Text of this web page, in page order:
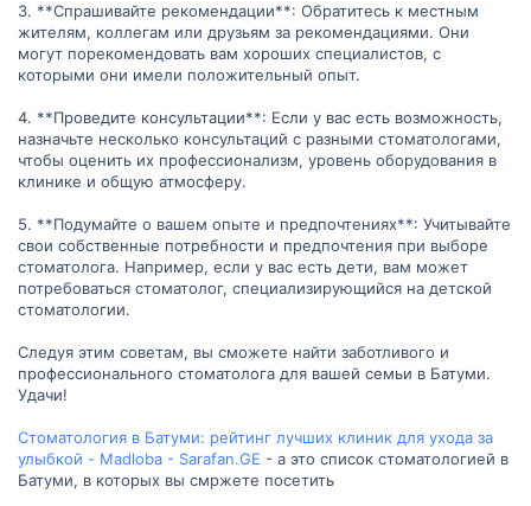
3. **Спрашивайте рекомендации**: Обратитесь к местным
жителям, коллегам или друзьям за рекомендациями. Они
могут порекомендовать вам хороших специалистов, с
которыми они имели положительный опыт.
4. **Проведите консультации**: Если у вас есть возможность,
назначьте несколько консультаций с разными стоматологами,
чтобы оценить их профессионализм, уровень оборудования в
клинике и общую атмосферу.
5. **Подумайте о вашем опыте и предпочтениях**: Учитывайте
свои собственные потребности и предпочтения при выборе
стоматолога. Например, если у вас есть дети, вам может
потребоваться стоматолог, специализирующийся на детской
стоматологии.
Следуя этим советам, вы сможете найти заботливого и
профессионального стоматолога для вашей семьи в Батуми.
Удачи!
Стоматология в Батуми: рейтинг лучших клиник для ухода за
улыбкой - Madloba - Sarafan.GE - а это список стоматологией в
Батуми, в которых вы смржете посетить